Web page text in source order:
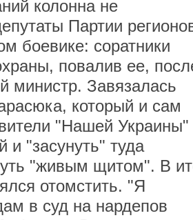
колонна не
Партии
боевике: соратники
повалив ее,
министр. Завязалась
который и сам
"Нашей Украины"
и "засунуть" туда
"живым щитом". В
отомстить. "Я
в суд на нардепов